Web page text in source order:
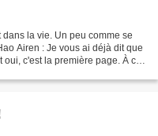
la vie. Un peu comme se
Airen : Je vous ai déjà dit que
c'est la première page. À ce